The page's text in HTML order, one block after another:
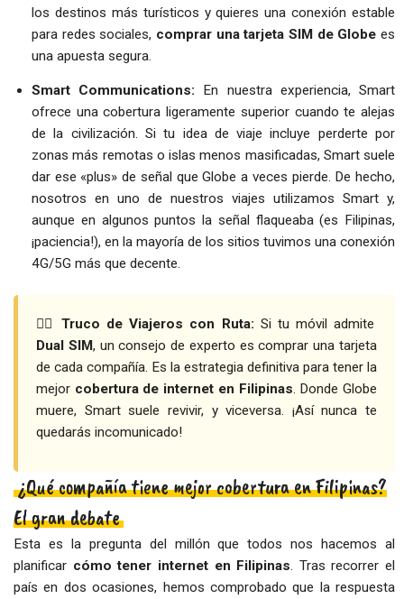
los destinos más turísticos y quieres una conexión estable
para redes sociales, comprar una tarjeta SIM de Globe es
una apuesta segura.
Smart Communications: En nuestra experiencia, Smart
ofrece una cobertura ligeramente superior cuando te alejas
de la civilización. Si tu idea de viaje incluye perderte por
zonas más remotas o islas menos masificadas, Smart suele
dar ese «plus» de señal que Globe a veces pierde. De hecho,
nosotros en uno de nuestros viajes utilizamos Smart y,
aunque en algunos puntos la señal flaqueaba (es Filipinas,
¡paciencia!), en la mayoría de los sitios tuvimos una conexión
4G/5G más que decente.
👉🏻 Truco de Viajeros con Ruta: Si tu móvil admite
Dual SIM, un consejo de experto es comprar una tarjeta
de cada compañía. Es la estrategia definitiva para tener la
mejor cobertura de internet en Filipinas. Donde Globe
muere, Smart suele revivir, y viceversa. ¡Así nunca te
quedarás incomunicado!
¿Qué compañía tiene mejor cobertura en Filipinas?
El gran debate
Esta es la pregunta del millón que todos nos hacemos al
planificar cómo tener internet en Filipinas. Tras recorrer el
país en dos ocasiones, hemos comprobado que la respuesta